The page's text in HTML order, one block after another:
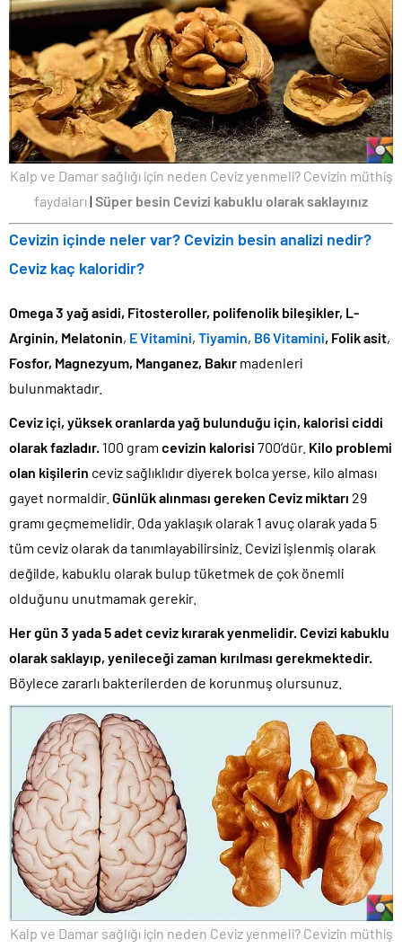
Kalp ve Damar sağlığı için neden Ceviz yenmeli? Cevizin müthiş
faydaları| Süper besin Cevizi kabuklu olarak saklayınız
Cevizin içinde neler var? Cevizin besin analizi nedir?
Ceviz kaç kaloridir?
Omega 3 yağ asidi, Fitosteroller, polifenolik bileşikler, L-
Arginin, Melatonin, E Vitamini, Tiyamin, B6 Vitamini, Folik asit,
Fosfor, Magnezyum, Manganez, Bakır madenleri
bulunmaktadır.
Ceviz içi, yüksek oranlarda yağ bulunduğu için, kalorisi ciddi
olarak fazladır. 100 gram cevizin kalorisi 700’dür. Kilo problemi
olan kişilerin ceviz sağlıklıdır diyerek bolca yerse, kilo alması
gayet normaldir. Günlük alınması gereken Ceviz miktarı 29
gramı geçmemelidir. Oda yaklaşık olarak 1 avuç olarak yada 5
tüm ceviz olarak da tanımlayabilirsiniz. Cevizi işlenmiş olarak
değilde, kabuklu olarak bulup tüketmek de çok önemli
olduğunu unutmamak gerekir.
Her gün 3 yada 5 adet ceviz kırarak yenmelidir.Cevizi kabuklu
olarak saklayıp, yenileceği zaman kırılması gerekmektedir.
Böylece zararlı bakterilerden de korunmuş olursunuz.
Kalp ve Damar sağlığı için neden Ceviz yenmeli? Cevizin müthiş